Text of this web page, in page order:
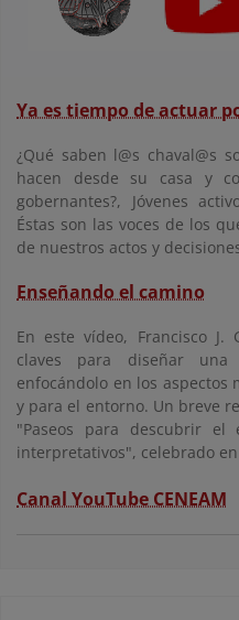
Ya es tiempo de actuar
¿Qué saben l@s chaval@s
hacen desde su casa y
gobernantes?, Jóvenes
Éstas son las voces de los
de nuestros actos y
Enseñando el camino
En este vídeo, Francisco
claves para diseñar
enfocándolo en los
y para el entorno. Un breve
"Paseos para descubrir el
interpretativos", celebrado
Canal YouTube CENEAM